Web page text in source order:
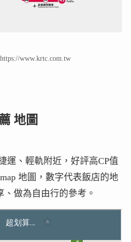
www.krtc.com.tw
地圖
運、輕軌附近，好評高CP值
地圖，數字代表飯店的地
做為自由行的參考。